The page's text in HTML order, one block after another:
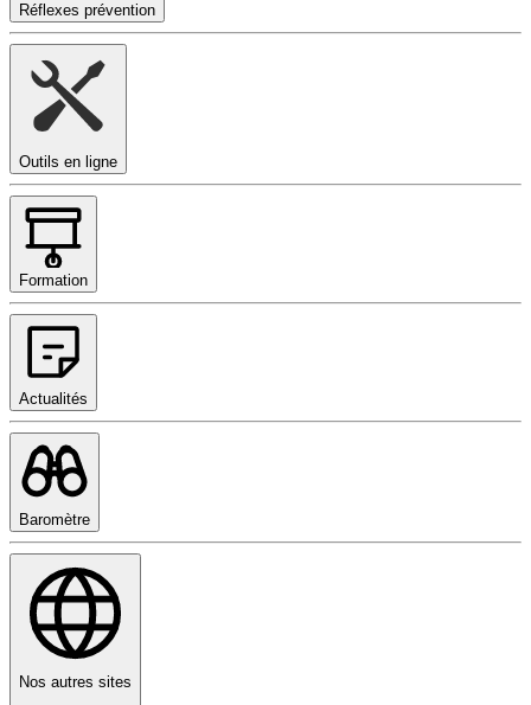
Réflexes prévention
Outils en ligne
Formation
Actualités
Baromètre
Nos autres sites